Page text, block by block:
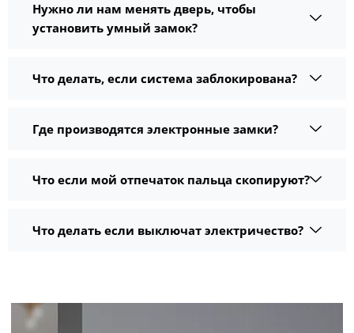
Нужно ли нам менять дверь, чтобы
установить умный замок?
Что делать, если система заблокирована?
Где производятся электронные замки?
Что если мой отпечаток пальца скопируют?
Что делать если выключат электричество?